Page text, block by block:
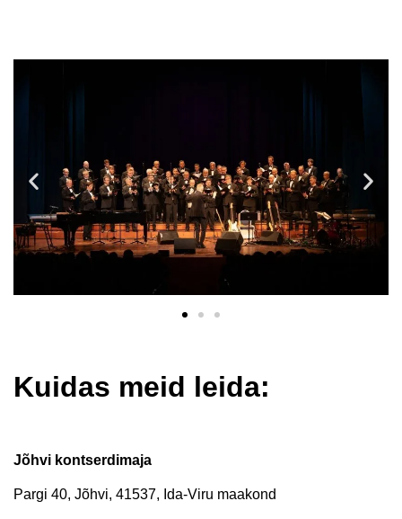
Kuidas meid leida:
Jõhvi kontserdimaja
Pargi 40, Jõhvi, 41537, Ida-Viru maakond